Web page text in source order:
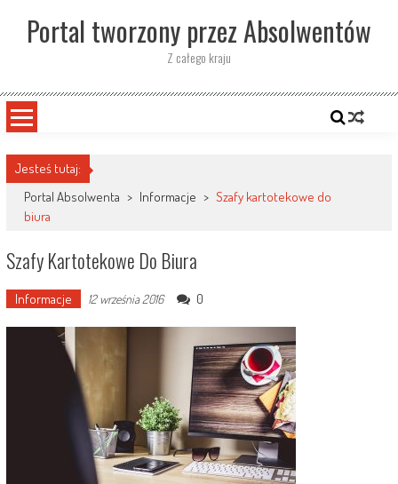
contentPortal tworzony przez Absolwentów
Z całego kraju
Jesteś tutaj:
Portal Absolwenta > Informacje > Szafy kartotekowe do
biura
Szafy Kartotekowe Do Biura
Informacje 12 września 2016 0